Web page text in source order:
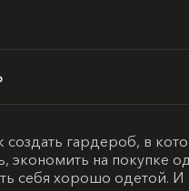
создать гардероб, в
экономить на покупке
себя хорошо одетой.